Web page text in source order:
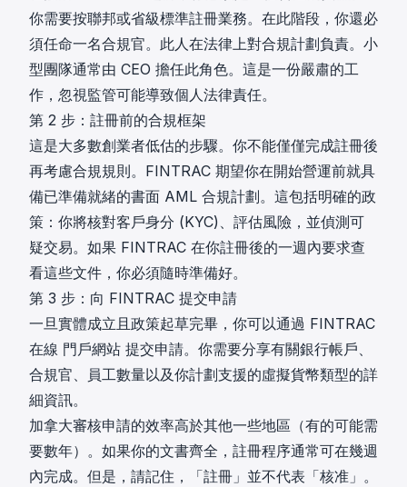
你需要按聯邦或省級標準註冊業務。在此階段，你還必
須任命一名合規官。此人在法律上對合規計劃負責。小
型團隊通常由 CEO 擔任此角色。這是一份嚴肅的工
作，忽視監管可能導致個人法律責任。
第 2 步：註冊前的合規框架
這是大多數創業者低估的步驟。你不能僅僅完成註冊後
再考慮合規規則。FINTRAC 期望你在開始營運前就具
備已準備就緒的書面 AML 合規計劃。這包括明確的政
策：你將核對客戶身分 (KYC)、評估風險，並偵測可
疑交易。如果 FINTRAC 在你註冊後的一週內要求查
看這些文件，你必須隨時準備好。
第 3 步：向 FINTRAC 提交申請
一旦實體成立且政策起草完畢，你可以通過 FINTRAC
在線 門戶網站 提交申請。你需要分享有關銀行帳戶、
合規官、員工數量以及你計劃支援的虛擬貨幣類型的詳
細資訊。
加拿大審核申請的效率高於其他一些地區（有的可能需
要數年）。如果你的文書齊全，註冊程序通常可在幾週
內完成。但是，請記住，「註冊」並不代表「核准」。